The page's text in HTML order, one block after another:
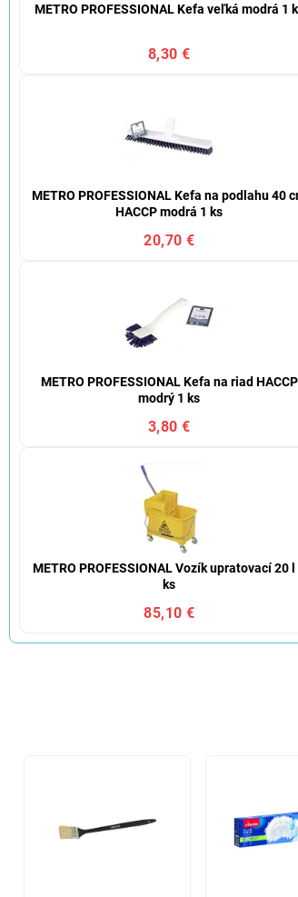
METRO PROFESSIONAL Kefa veľká modrá 1
8,30 €
METRO PROFESSIONAL Kefa na podlahu 40
HACCP modrá 1 ks
20,70 €
METRO PROFESSIONAL Kefa na riad HACCP
modrý 1 ks
3,80 €
METRO PROFESSIONAL Vozík upratovací 20 l
ks
85,10 €